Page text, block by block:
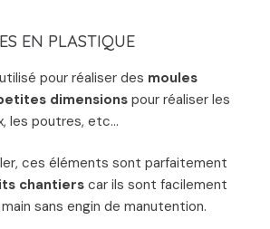
EN PLASTIQUE
pour réaliser des moules
dimensions pour réaliser les
les poutres, etc…
ces éléments sont parfaitement
chantiers car ils sont facilement
sans engin de manutention.